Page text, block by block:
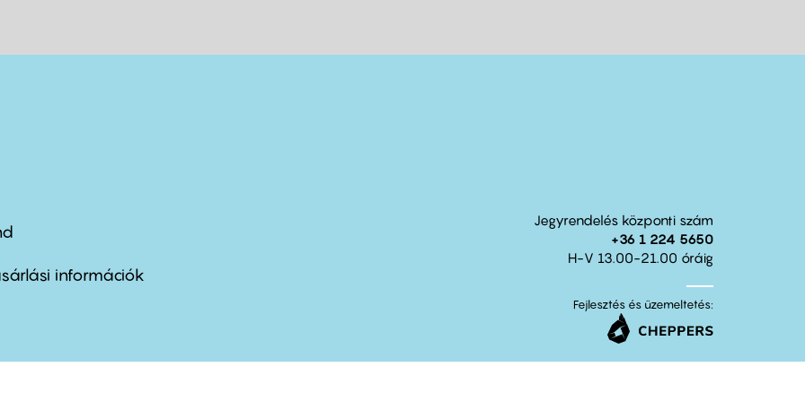
információk
Jegyrendelés központi szám
+36 1 224 5650
H-V 13.00-21.00 óráig
Fejlesztés és üzemeltetés: